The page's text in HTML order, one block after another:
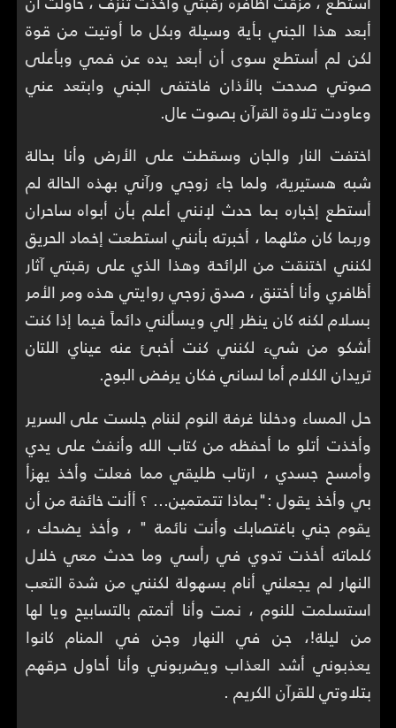
أبعد هذا الجني بأية وسيلة وبكل ما أوتيت من قوة
لكن لم أستطع سوى أن أبعد يده عن فمي وبأعلى
صوتي صدحت بالأذان فاختفى الجني وابتعد عني
وعاودت تلاوة القرآن بصوت عال.
اختفت النار والجان وسقطت على الأرض وأنا بحالة
شبه هستيرية، ولما جاء زوجي ورآني بهذه الحالة لم
أستطع إخباره بما حدث لإنني أعلم بأن أبواه ساحران
وربما كان مثلهما ، أخبرته بأنني استطعت إخماد الحريق
لكنني اختنقت من الرائحة وهذا الذي على رقبتي آثار
أظافري وأنا أختنق ، صدق زوجي روايتي هذه ومر الأمر
بسلام لكنه كان ينظر إلي ويسألني دائماً فيما إذا كنت
أشكو من شيء لكنني كنت أخبئ عنه عيناي اللتان
تريدان الكلام أما لساني فكان يرفض البوح.
حل المساء ودخلنا غرفة النوم لننام جلست على السرير
وأخذت أتلو ما أحفظه من كتاب الله وأنفث على يدي
وأمسح جسدي ، ارتاب طليقي مما فعلت وأخذ يهزأ
بي وأخذ يقول :"بماذا تتمتمين... ؟ أأنت خائفة من أن
يقوم جني باغتصابك وأنت نائمة " ، وأخذ يضحك ،
كلماته أخذت تدوي في رأسي وما حدث معي خلال
النهار لم يجعلني أنام بسهولة لكنني من شدة التعب
استسلمت للنوم ، نمت وأنا أتمتم بالتسابيح ويا لها
من ليلة!، جن في النهار وجن في المنام كانوا
يعذبوني أشد العذاب ويضربوني وأنا أحاول حرقهم
بتلاوتي للقرآن الكريم .